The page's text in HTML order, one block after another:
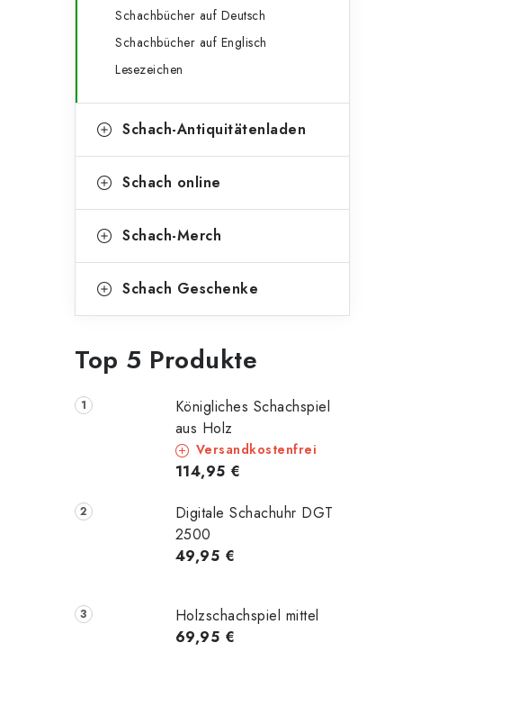
Schachbücher auf Deutsch
Schachbücher auf Englisch
Lesezeichen
Schach-Antiquitätenladen
Schach online
Schach-Merch
Schach Geschenke
Top 5 Produkte
Königliches Schachspiel
aus Holz
Versandkostenfrei
114,95 €
Digitale Schachuhr DGT
2500
49,95 €
Holzschachspiel mittel
69,95 €